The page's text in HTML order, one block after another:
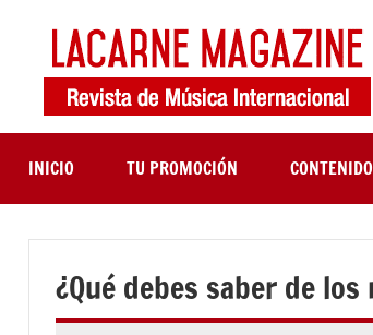
contenido
INICIO TU PROMOCIÓN
¿Qué debes saber de